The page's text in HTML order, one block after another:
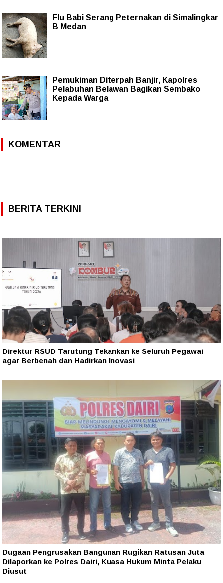
Flu Babi Serang Peternakan di Simalingkar
B Medan
Pemukiman Diterpah Banjir, Kapolres
Pelabuhan Belawan Bagikan Sembako
Kepada Warga
KOMENTAR
BERITA TERKINI
Direktur RSUD Tarutung Tekankan ke Seluruh Pegawai
agar Berbenah dan Hadirkan Inovasi
Dugaan Pengrusakan Bangunan Rugikan Ratusan Juta
Dilaporkan ke Polres Dairi, Kuasa Hukum Minta Pelaku
Diusut